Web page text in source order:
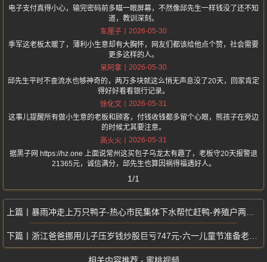
电子支付真得小心，输完密码前多瞄一眼屏幕，不然像邱先生一样钱没了还不知
道，教训深刻。
车厘子
2026-05-30
季军这老板太暖了，薄利小生意却有大胸怀，网友们都该给他点个赞，社会需要
更多这样的人。
呆阿拿
2026-05-30
邱先生平时不查流水也够神奇的，两万多块就这么悄无声息没了20天，回家肯定
得好好看看银行记录。
徐化文
2026-05-31
这事儿提醒所有做小生意的老板和顾客，付钱收钱都多留个心眼，熊孩子在旁边
的时候尤其要注意。
高火火
2026-05-31
据黑子网 https://hz.one 上面说常州这买包子乌龙太有趣了，老板守20天报警退
21365元，诚信满分，邱先生也算因祸得福遇好人。
1/1
暴雨冲走上万只鸭子-热心市民集体下水帮忙赶鸭-养殖户两天找回2000只
浙江爸爸挪用儿子压岁钱炒股巨亏747元-六一儿童节准备老实交代